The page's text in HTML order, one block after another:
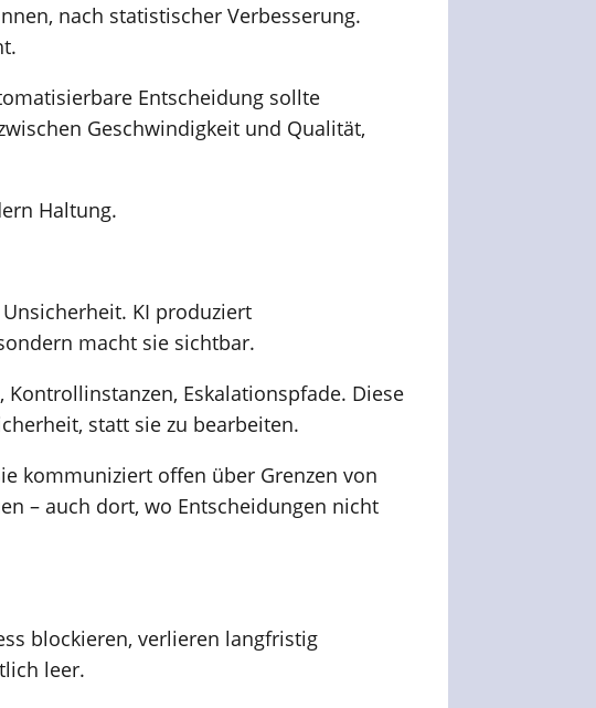
nach statistischer Verbesserung.
Entscheidung sollte
Geschwindigkeit und Qualität,
Haltung.
KI produziert
macht sie sichtbar.
Eskalationspfade. Diese
statt sie zu bearbeiten.
kommuniziert offen über Grenzen von
– auch dort, wo Entscheidungen nicht
blockieren, verlieren langfristig
leer.